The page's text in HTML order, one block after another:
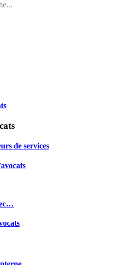
de services